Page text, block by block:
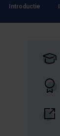
Introductie